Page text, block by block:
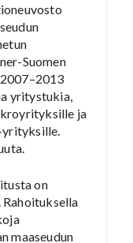
Suomen
yritystukia,
ja
yrityksille.
on
maaseudun